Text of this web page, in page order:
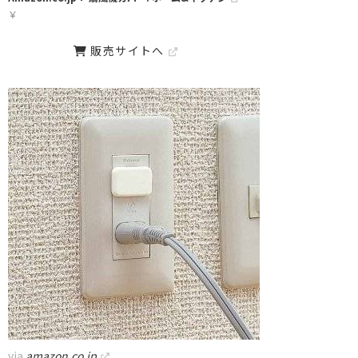
￥
販売サイトへ